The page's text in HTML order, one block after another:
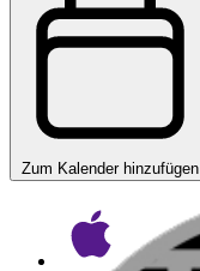
Zum Kalender hinzufügen